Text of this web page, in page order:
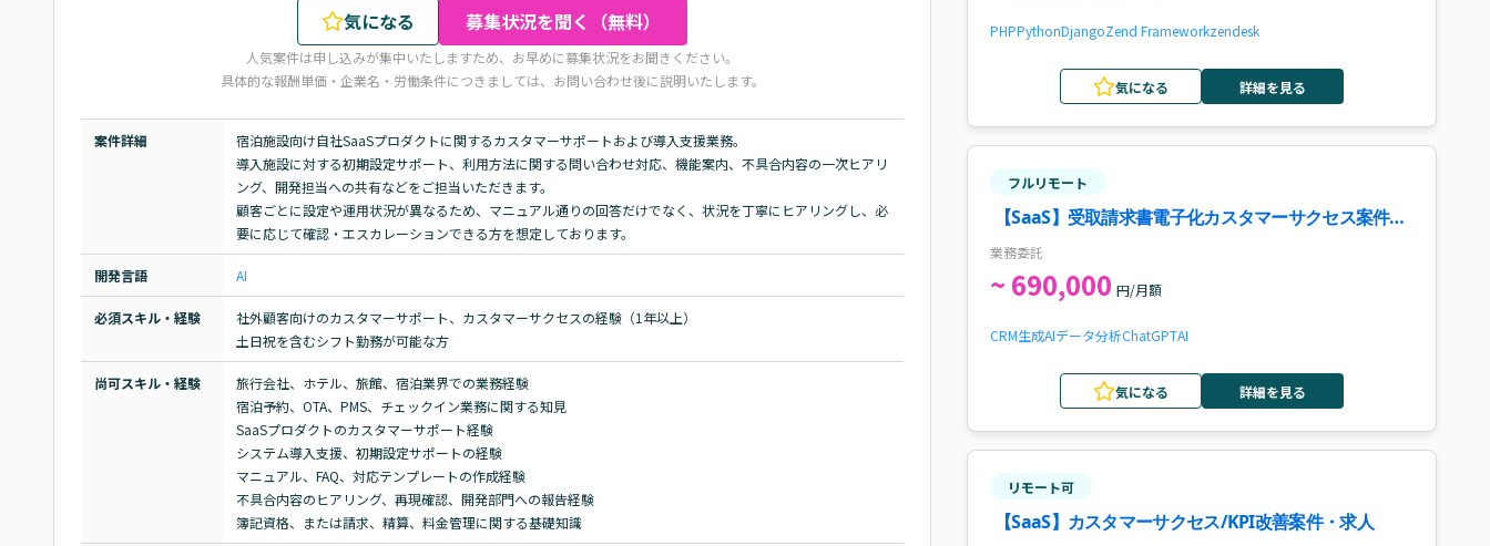
気になる 募集状況を聞く（無料）
人気案件は申し込みが集中いたしますため、お早めに募集状況をお聞きください。
具体的な報酬単価・企業名・労働条件につきましては、お問い合わせ後に説明いたします。
案件詳細
宿泊施設向け自社SaaSプロダクトに関するカスタマーサポートおよび導入支援業務。
導入施設に対する初期設定サポート、利用方法に関する問い合わせ対応、機能案内、不具合内容の一次ヒアリ
ング、開発担当への共有などをご担当いただきます。
顧客ごとに設定や運用状況が異なるため、マニュアル通りの回答だけでなく、状況を丁寧にヒアリングし、必
要に応じて確認・エスカレーションできる方を想定しております。
開発言語 AI
必須スキル・経験
社外顧客向けのカスタマーサポート、カスタマーサクセスの経験（1年以上）
土日祝を含むシフト勤務が可能な方
尚可スキル・経験
旅行会社、ホテル、旅館、宿泊業界での業務経験
宿泊予約、OTA、PMS、チェックイン業務に関する知見
SaaSプロダクトのカスタマーサポート経験
システム導入支援、初期設定サポートの経験
マニュアル、FAQ、対応テンプレートの作成経験
不具合内容のヒアリング、再現確認、開発部門への報告経験
簿記資格、または請求、精算、料金管理に関する基礎知識
PHPPythonDjangoZend Frameworkzendesk
気になる 詳細を見る
フルリモート
【SaaS】受取請求書電子化カスタマーサクセス案件・
求人
業務委託
~ 690,000 円/月額
CRM生成AIデータ分析ChatGPTAI
気になる 詳細を見る
リモート可
【SaaS】カスタマーサクセス/KPI改善案件・求人